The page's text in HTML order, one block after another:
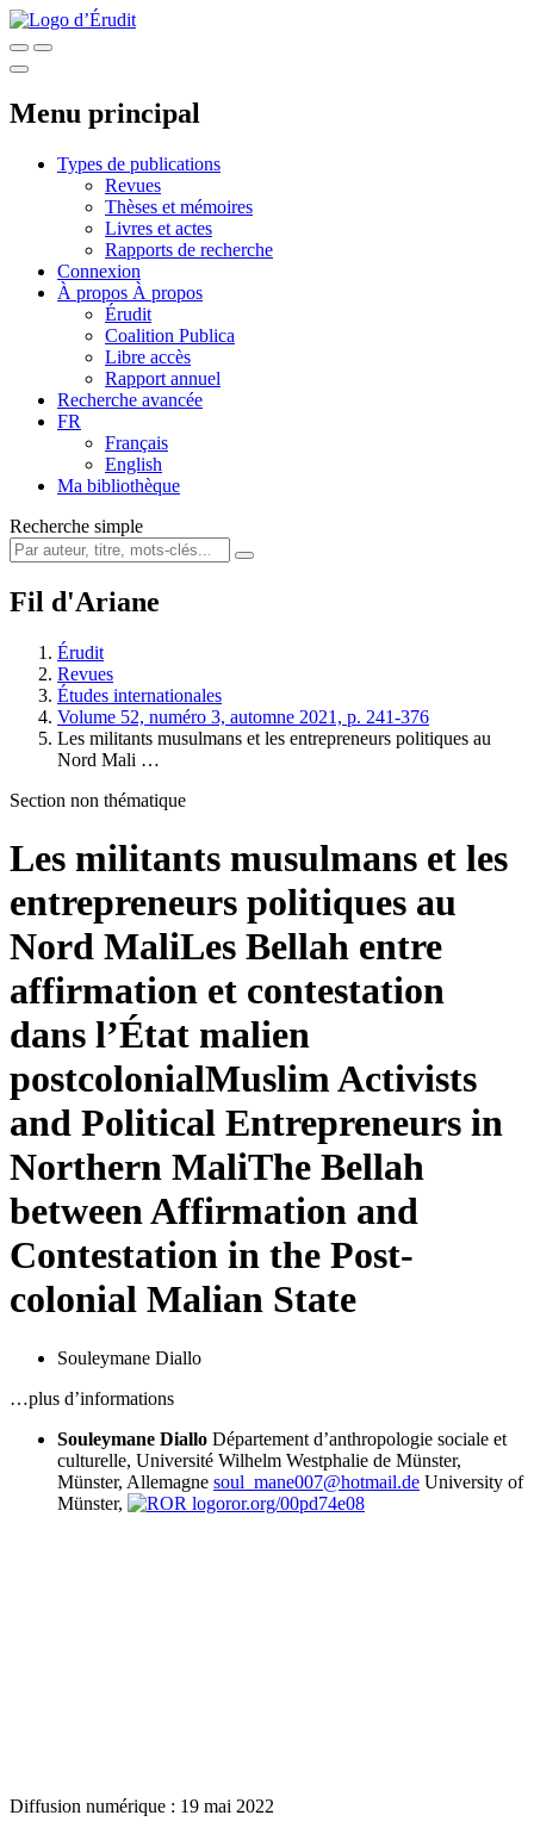
Menu principal
Types de publications
Revues
Thèses et mémoires
Livres et actes
Rapports de recherche
Connexion
À propos À propos
Érudit
Coalition Publica
Libre accès
Rapport annuel
Recherche avancée
FR
Français
English
Ma bibliothèque
Recherche simple
Fil d'Ariane
Érudit
Revues
Études internationales
Volume 52, numéro 3, automne 2021, p. 241-376
Les militants musulmans et les entrepreneurs politiques au
Nord Mali …
Section non thématique
Les militants musulmans et les
entrepreneurs politiques au
Nord MaliLes Bellah entre
affirmation et contestation
dans l’État malien
postcolonialMuslim Activists
and Political Entrepreneurs in
Northern MaliThe Bellah
between Affirmation and
Contestation in the Post-
colonial Malian State
Souleymane Diallo
…plus d’informations
Souleymane Diallo Département d’anthropologie sociale et
culturelle, Université Wilhelm Westphalie de Münster,
Münster, Allemagne soul_mane007@hotmail.de University of
Münster,
ror.org/00pd74e08
Diffusion numérique : 19 mai 2022